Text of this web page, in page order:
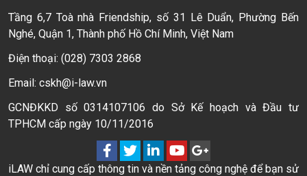
Tầng 6,7 Toà nhà Friendship, số 31 Lê Duẩn, Phường Bến
Nghé, Quận 1, Thành phố Hồ Chí Minh, Việt Nam
Điện thoại: (028) 7303 2868
Email: cskh@i-law.vn
GCNĐKKD số 0314107106 do Sở Kế hoạch và Đầu tư
TPHCM cấp ngày 10/11/2016
iLAW chỉ cung cấp thông tin và nền tảng công nghệ để bạn sử